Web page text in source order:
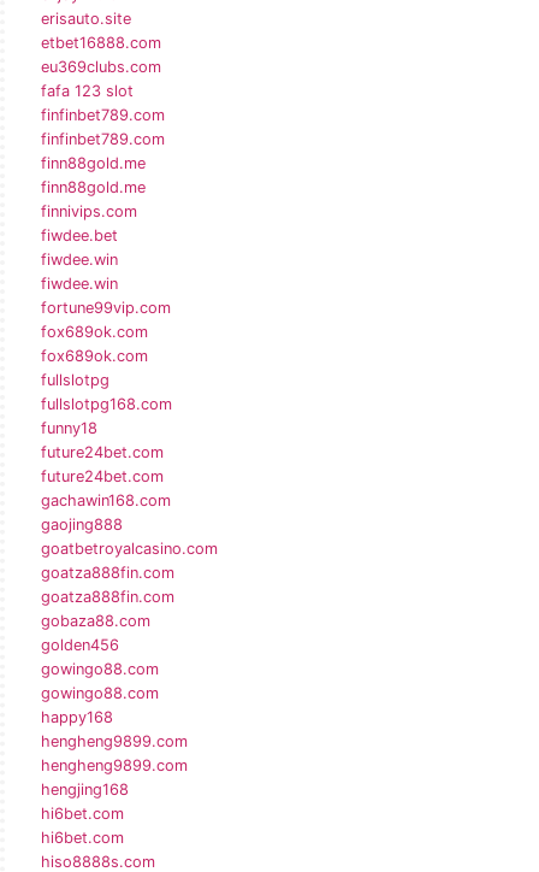
erisauto.site
etbet16888.com
eu369clubs.com
fafa 123 slot
finfinbet789.com
finfinbet789.com
finn88gold.me
finn88gold.me
finnivips.com
fiwdee.bet
fiwdee.win
fiwdee.win
fortune99vip.com
fox689ok.com
fox689ok.com
fullslotpg
fullslotpg168.com
funny18
future24bet.com
future24bet.com
gachawin168.com
gaojing888
goatbetroyalcasino.com
goatza888fin.com
goatza888fin.com
gobaza88.com
golden456
gowingo88.com
gowingo88.com
happy168
hengheng9899.com
hengheng9899.com
hengjing168
hi6bet.com
hi6bet.com
hiso8888s.com